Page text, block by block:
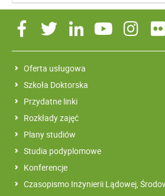
Oferta usługowa
Szkoła Doktorska
Przydatne linki
Rozkłady zajęć
Plany studiów
Studia podyplomowe
Konferencje
Czasopismo Inżynierii Lądowej,